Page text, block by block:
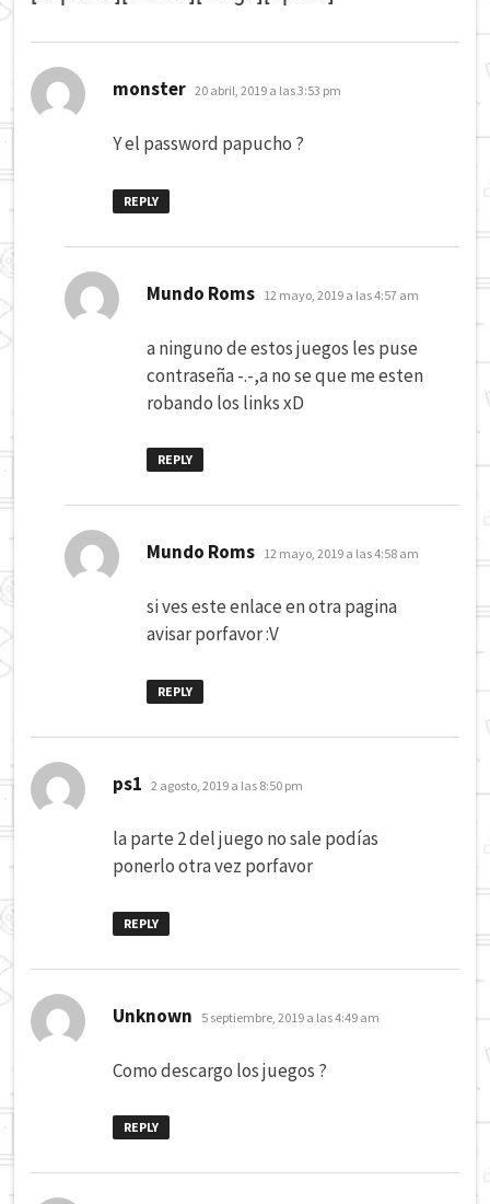
monster dice:
20 abril, 2019 a las 3:53 pm
Y el password papucho ?
REPLY
Mundo Roms dice:
12 mayo, 2019 a las 4:57 am
a ninguno de estos juegos les puse
contraseña -.-,a no se que me esten
robando los links xD
REPLY
Mundo Roms dice:
12 mayo, 2019 a las 4:58 am
si ves este enlace en otra pagina
avisar porfavor :V
REPLY
ps1 dice:
2 agosto, 2019 a las 8:50 pm
la parte 2 del juego no sale podías
ponerlo otra vez porfavor
REPLY
Unknown dice:
5 septiembre, 2019 a las 4:49 am
Como descargo los juegos ?
REPLY